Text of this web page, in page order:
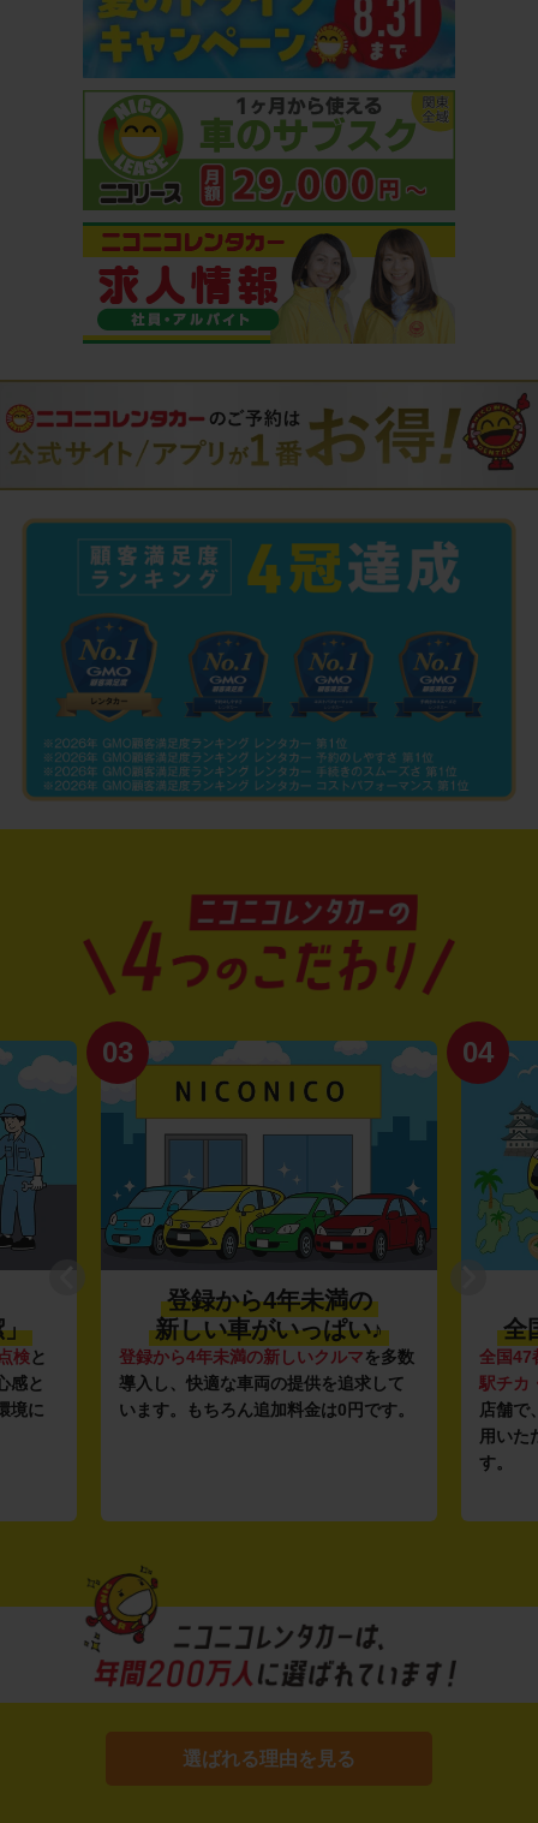
」
検と
感と
境に
03
登録から4年未満の
新しい車がいっぱい♪
登録から4年未満の新しいクルマを多数
導入し、快適な車両の提供を追求して
います。もちろん追加料金は0円です。
04
全
全国47
駅チカ
店舗で
用いた
す。
選ばれる理由を見る